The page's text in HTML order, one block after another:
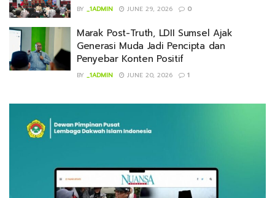
BY _1ADMIN JUNE 29, 2026 0
Marak Post-Truth, LDII Sumsel Ajak
Generasi Muda Jadi Pencipta dan
Penyebar Konten Positif
BY _1ADMIN JUNE 20, 2026 1